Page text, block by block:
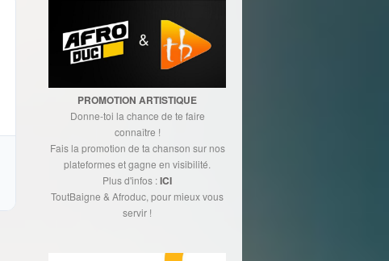
PROMOTION ARTISTIQUE
Donne-toi la chance de te faire
connaître !
Fais la promotion de ta chanson sur nos
plateformes et gagne en visibilité.
Plus d'infos :ICI
ToutBaigne & Afroduc, pour mieux vous
servir !